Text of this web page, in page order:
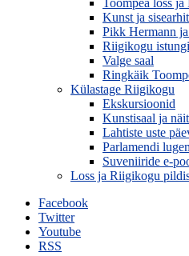
Kunst ja
Pikk Hermann
Riigikogu
Valge saal
Ringkäik
Külastage Riigikogu
Ekskursioonid
Kunstisaal ja
Lahtiste uste
Parlamendi
Suveniiride e-
Loss ja Riigikogu
Facebook
Twitter
Youtube
RSS